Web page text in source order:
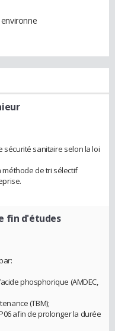
sécurité sanitaire selon la loi
de tri sélectif
fin d'études
phosphorique (AMDEC,
(TBM);
afin de prolonger la durée